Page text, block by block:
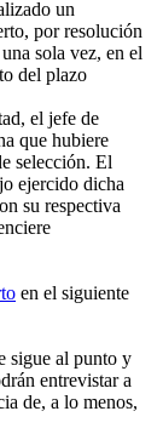
un
por resolución
sola vez, en el
del plazo
el jefe de
que hubiere
selección. El
ejercido dicha
su respectiva
en el siguiente
sigue al punto y
entrevistar a
de, a lo menos,